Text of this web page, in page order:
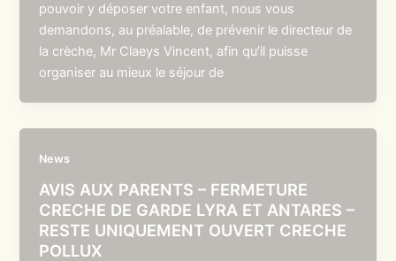
pouvoir y déposer votre enfant, nous vous
demandons, au préalable, de prévenir le directeur de
la crèche, Mr Claeys Vincent, afin qu’il puisse
organiser au mieux le séjour de
News
AVIS AUX PARENTS – FERMETURE
CRECHE DE GARDE LYRA ET ANTARES –
RESTE UNIQUEMENT OUVERT CRECHE
POLLUX